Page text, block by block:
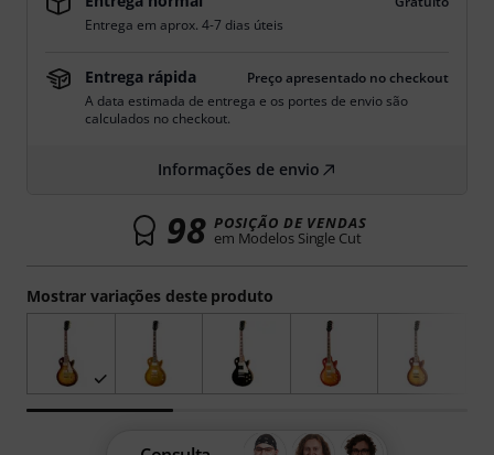
Mostrar variações deste produto
Entrega em aprox. 4-7 dias úteis
Entrega rápida
Preço apresentado no checkout
A data estimada de entrega e os portes de envio são
calculados no checkout.
Informações de envio
98 POSIÇÃO DE VENDAS
em Modelos Single Cut